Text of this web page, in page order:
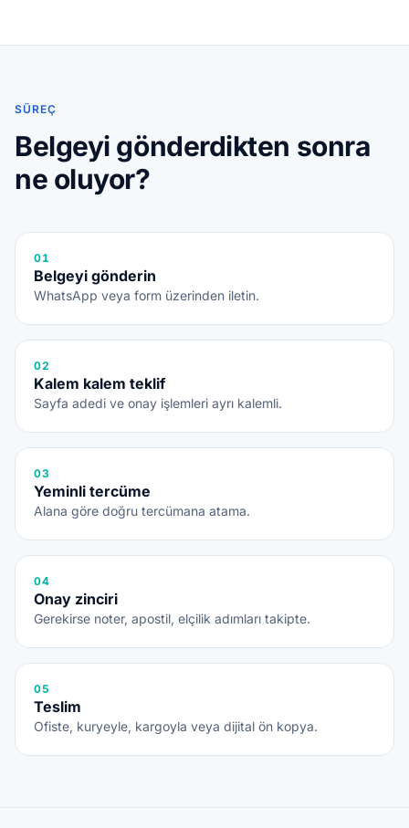
SÜREÇ
Belgeyi gönderdikten sonra
ne oluyor?
01
Belgeyi gönderin
WhatsApp veya form üzerinden iletin.
02
Kalem kalem teklif
Sayfa adedi ve onay işlemleri ayrı kalemli.
03
Yeminli tercüme
Alana göre doğru tercümana atama.
04
Onay zinciri
Gerekirse noter, apostil, elçilik adımları takipte.
05
Teslim
Ofiste, kuryeyle, kargoyla veya dijital ön kopya.